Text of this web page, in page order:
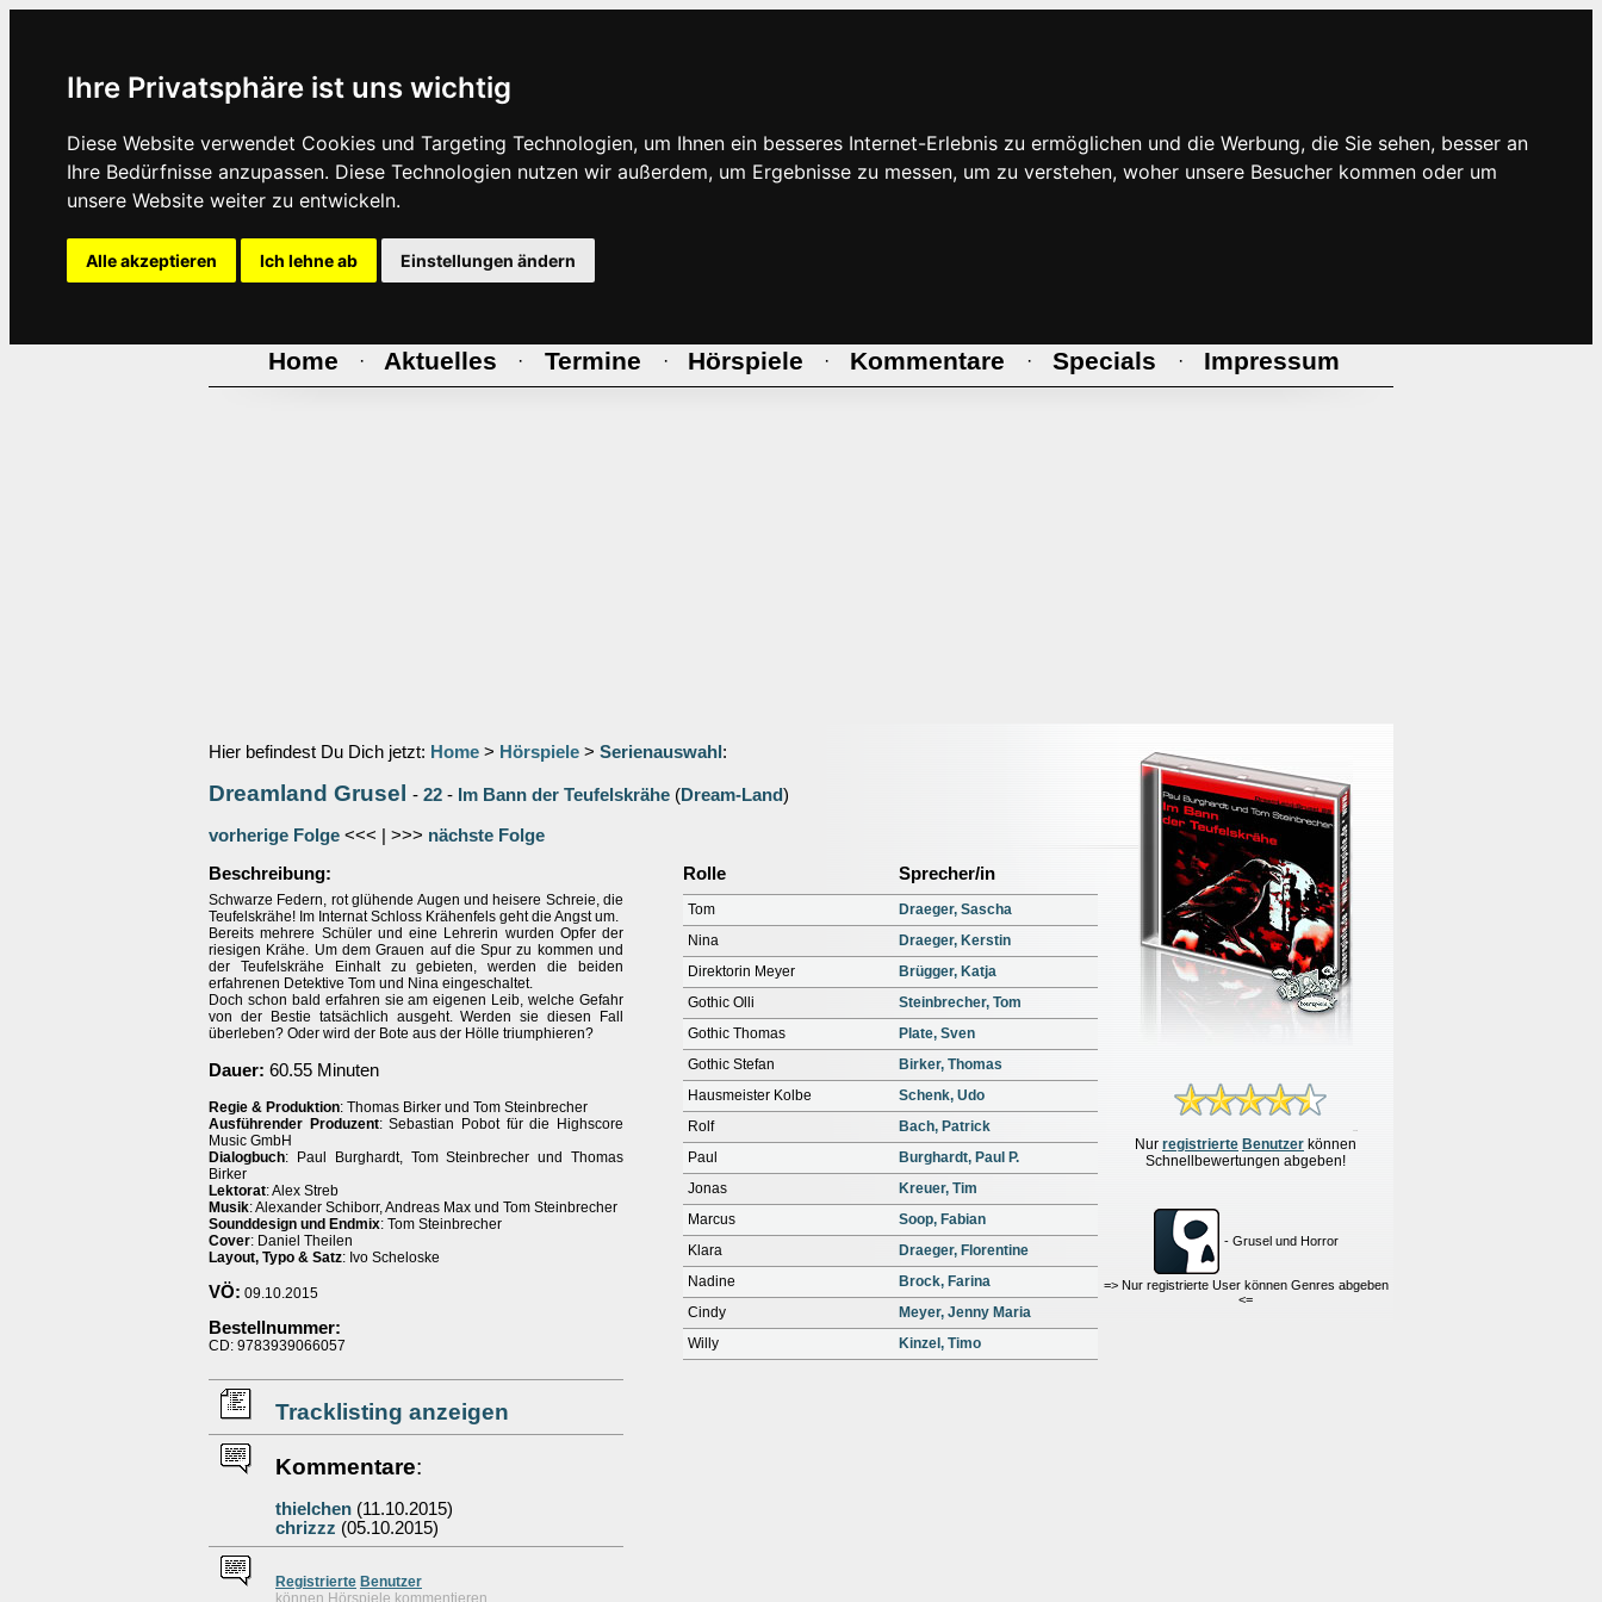
Ihre Privatsphäre ist uns wichtig
Diese Website verwendet Cookies und Targeting Technologien, um Ihnen ein besseres Internet-Erlebnis zu ermöglichen und die Werbung, die Sie sehen, besser an
Ihre Bedürfnisse anzupassen. Diese Technologien nutzen wir außerdem, um Ergebnisse zu messen, um zu verstehen, woher unsere Besucher kommen oder um
unsere Website weiter zu entwickeln.
Alle akzeptieren Ich lehne ab Einstellungen ändern
Home · Aktuelles · Termine · Hörspiele · Kommentare · Specials · Impressum
Hier befindest Du Dich jetzt: Home > Hörspiele > Serienauswahl :
Dreamland Grusel - 22 - Im Bann der Teufelskrähe (Dream-Land)
vorherige Folge <<< | >>> nächste Folge
Nur registrierte Benutzer können
Schnellbewertungen abgeben!
- Grusel und Horror
=> Nur registrierte User können Genres abgeben
<=
Beschreibung:
Schwarze Federn, rot glühende Augen und heisere Schreie, die
Teufelskrähe! Im Internat Schloss Krähenfels geht die Angst um.
Bereits mehrere Schüler und eine Lehrerin wurden Opfer der
riesigen Krähe. Um dem Grauen auf die Spur zu kommen und
der Teufelskrähe Einhalt zu gebieten, werden die beiden
erfahrenen Detektive Tom und Nina eingeschaltet.
Doch schon bald erfahren sie am eigenen Leib, welche Gefahr
von der Bestie tatsächlich ausgeht. Werden sie diesen Fall
überleben? Oder wird der Bote aus der Hölle triumphieren?
Dauer: 60.55 Minuten
Regie & Produktion: Thomas Birker und Tom Steinbrecher
Ausführender Produzent: Sebastian Pobot für die Highscore
Music GmbH
Dialogbuch: Paul Burghardt, Tom Steinbrecher und Thomas
Birker
Lektorat: Alex Streb
Musik: Alexander Schiborr, Andreas Max und Tom Steinbrecher
Sounddesign und Endmix: Tom Steinbrecher
Cover: Daniel Theilen
Layout, Typo & Satz: Ivo Scheloske
VÖ: 09.10.2015
Bestellnummer:
CD: 9783939066057
Tracklisting anzeigen
Kommentare:
thielchen (11.10.2015)
chrizzz (05.10.2015)
Registrierte Benutzer
können Hörspiele kommentieren
Rolle Sprecher/in
Tom
Draeger, Sascha
Nina
Draeger, Kerstin
Direktorin Meyer
Brügger, Katja
Gothic Olli
Steinbrecher, Tom
Gothic Thomas
Plate, Sven
Gothic Stefan
Birker, Thomas
Hausmeister Kolbe
Schenk, Udo
Rolf
Bach, Patrick
Paul
Burghardt, Paul P.
Jonas
Kreuer, Tim
Marcus
Soop, Fabian
Klara
Draeger, Florentine
Nadine
Brock, Farina
Cindy
Meyer, Jenny Maria
Willy
Kinzel, Timo